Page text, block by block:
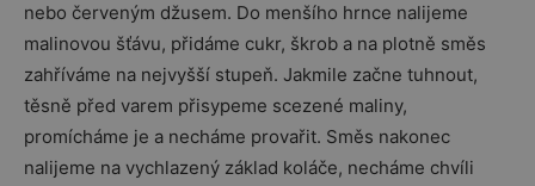
nebo červeným džusem. Do menšího hrnce nalijeme
malinovou šťávu, přidáme cukr, škrob a na plotně směs
zahříváme na nejvyšší stupeň. Jakmile začne tuhnout,
těsně před varem přisypeme scezené maliny,
promícháme je a necháme provařit. Směs nakonec
nalijeme na vychlazený základ koláče, necháme chvíli